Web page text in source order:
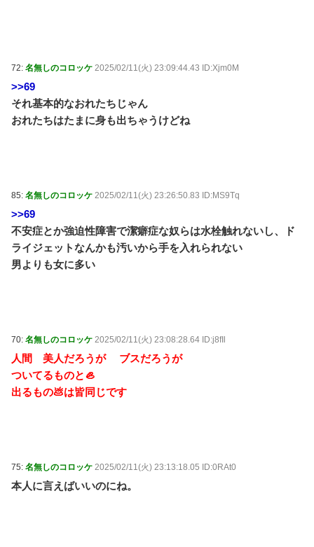
72: 名無しのコロッケ 2025/02/11(火) 23:09:44.43 ID:Xjm0M
>>69
それ基本的なおれたちじゃん
おれたちはたまに身も出ちゃうけどね
85: 名無しのコロッケ 2025/02/11(火) 23:26:50.83 ID:MS9Tq
>>69
不安症とか強迫性障害で潔癖症な奴らは水栓触れないし、ド
ライジェットなんかも汚いから手を入れられない
男よりも女に多い
70: 名無しのコロッケ 2025/02/11(火) 23:08:28.64 ID:j8fIl
人間 美人だろうが ブスだろうが
ついてるものと🦪
出るもの💩は皆同じです
75: 名無しのコロッケ 2025/02/11(火) 23:13:18.05 ID:0RAt0
本人に言えばいいのにね。